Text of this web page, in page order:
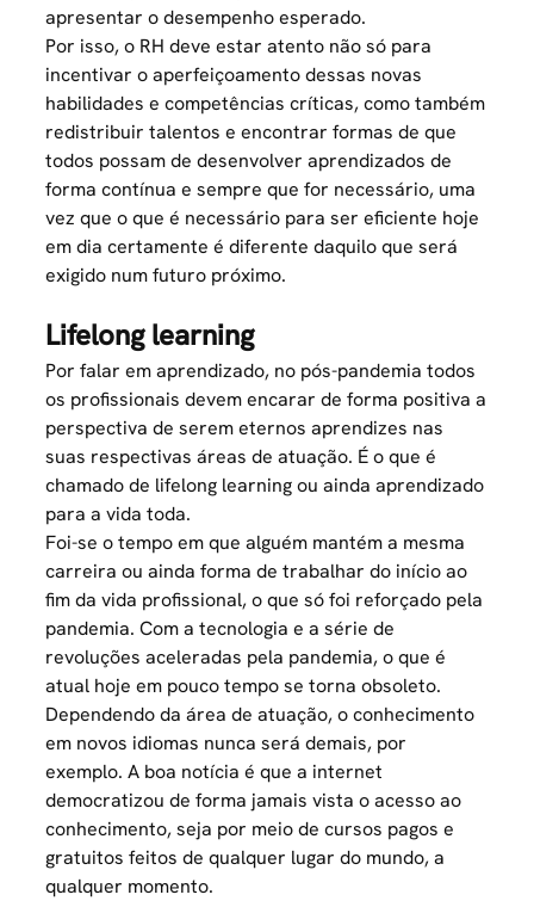
apresentar o desempenho esperado.
Por isso, o RH deve estar atento não só para
incentivar o aperfeiçoamento dessas novas
habilidades e competências críticas, como também
redistribuir talentos e encontrar formas de que
todos possam de desenvolver aprendizados de
forma contínua e sempre que for necessário, uma
vez que o que é necessário para ser eficiente hoje
em dia certamente é diferente daquilo que será
exigido num futuro próximo.
Lifelong learning
Por falar em aprendizado, no pós-pandemia todos
os profissionais devem encarar de forma positiva a
perspectiva de serem eternos aprendizes nas
suas respectivas áreas de atuação. É o que é
chamado de lifelong learning ou ainda aprendizado
para a vida toda.
Foi-se o tempo em que alguém mantém a mesma
carreira ou ainda forma de trabalhar do início ao
fim da vida profissional, o que só foi reforçado pela
pandemia. Com atecnologia e a série de
revoluções aceleradas pela pandemia, o que é
atual hoje em pouco tempo se torna obsoleto.
Dependendo da área de atuação, o conhecimento
em novos idiomas nunca será demais, por
exemplo. A boa notícia é que a internet
democratizou de forma jamais vista o acesso ao
conhecimento, seja por meio de cursos pagos e
gratuitos feitos de qualquer lugar do mundo, a
qualquer momento.